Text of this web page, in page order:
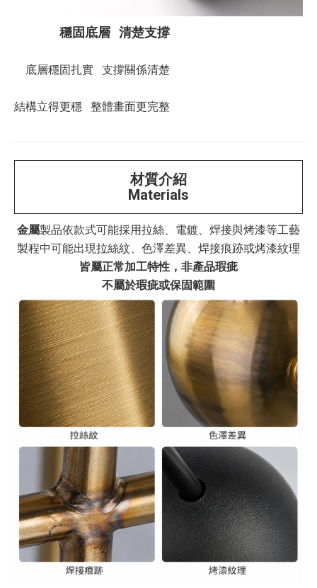
穩固底層 清楚支撐
底層穩固扎實 支撐關係清楚
結構立得更穩 整體畫面更完整
材質介紹
Materials
金屬製品依款式可能採用拉絲、電鍍、焊接與烤漆等工藝
製程中可能出現拉絲紋、色澤差異、焊接痕跡或烤漆紋理
皆屬正常加工特性，非產品瑕疵
不屬於瑕疵或保固範圍